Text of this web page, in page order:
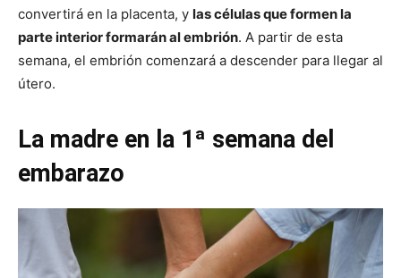
convertirá en la placenta, y las células que formen la
parte interior formarán al embrión. A partir de esta
semana, el embrión comenzará a descender para llegar al
útero.
La madre en la 1ª semana del
embarazo